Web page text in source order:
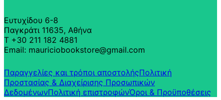
Ευτυχίδου 6-8
Παγκράτι 11635, Αθήνα
T +30 211 182 4881
Email: mauriciobookstore@gmail.com
Παραγγελίες και τρόποι αποστολήςΠολιτική
Προστασίας & Διαχείρισης Προσωπικών
ΔεδομένωνΠολιτική επιστροφών​Όροι & Προϋποθέσεις​